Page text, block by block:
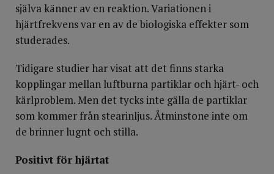
själva känner av en reaktion. Variationen i
hjärtfrekvens var en av de biologiska effekter som
studerades.
Tidigare studier har visat att det finns starka
kopplingar mellan luftburna partiklar och hjärt- och
kärlproblem. Men det tycks inte gälla de partiklar
som kommer från stearinljus. Åtminstone inte om
de brinner lugnt och stilla.
Positivt för hjärtat